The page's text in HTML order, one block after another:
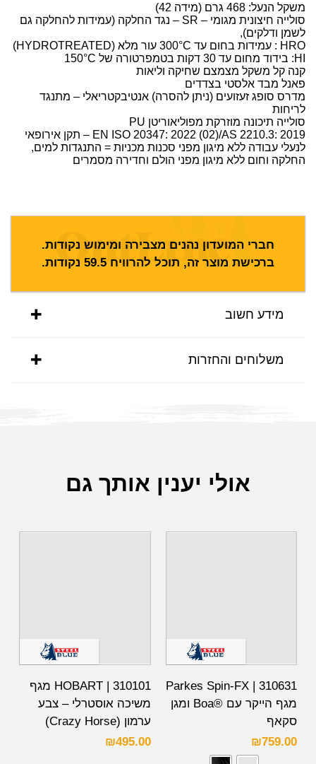
משקל הנעל: 468 גרם (מידה 42)
סולייה חיצונית מגומי – SR – נגד החלקה (עמידות להחלקה גם
לשמן ודלקים),
HRO : עמידות בחום עד 300°C עור מלא (HYDROTREATED)
HI: בידוד מחום עד 30 דקות בטמפרטורה של 150°C
קנה קל משקל מצמצם שחיקה וליאות
פאנל מבד אלסטי בצדדים
מדרס סופג זעזועים (ניתן להסרה) אנטיבקטריאלי – מתנגד
לריחות
סולייה תיכונה מוזרקת מפוליאוריטן PU
EN ISO 20347: 2022 (02)/AS 2210.3: 2019 – תקן אירופאי
לנעלי עבודה ללא מיגון מפני סכנות מכניות = התנגדות למים,
החלקה וחום ללא מיגון מפני הולם וחדירה מסמרים
חברי המועדון נהנים מצבירה ומימוש נקודות.
ברכישת מוצר זה, תוכל להרוויח 59.5 נקודות.
מידע חשוב
משלוחים והחזרות
אולי יענין אותך גם
310631 | Parkes Spin-FX
מגף הייקר עם ®Boa ומגן
סקאף
₪759.00
310101 | HOBART מגף
משיכה אוסטרלי – צבע
ערמון (Crazy Horse)
₪495.00